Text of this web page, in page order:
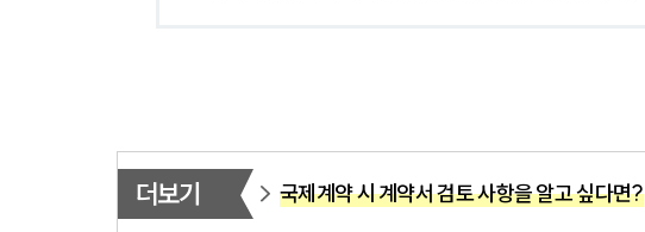
더보기 국제계약 시 계약서 검토 사항을 알고 싶다면?